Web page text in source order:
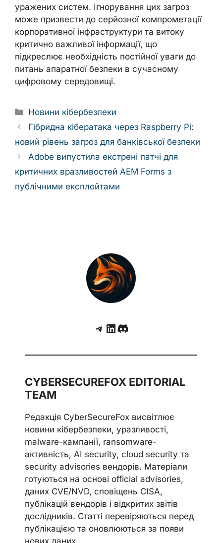
уражених систем. Ігнорування цих загроз
може призвести до серйозної компрометації
корпоративної інфраструктури та витоку
критично важливої інформації, що
підкреслює необхідність постійної уваги до
питань апаратної безпеки в сучасному
цифровому середовищі.
Categories
Новини кібербезпеки
Гібридна кібератака через Raspberry Pi:
новий рівень загроз для банківської безпеки
Adobe випустила екстрені патчі для
критичних вразливостей AEM Forms з
публічними експлойтами
Telegram
LinkedIn
Discord
CYBERSECUREFOX EDITORIAL
TEAM
Редакція CyberSecureFox висвітлює
новини кібербезпеки, уразливості,
malware-кампанії, ransomware-
активність, AI security, cloud security та
security advisories вендорів. Матеріали
готуються на основі official advisories,
даних CVE/NVD, сповіщень CISA,
публікацій вендорів і відкритих звітів
дослідників. Статті перевіряються перед
публікацією та оновлюються за появи
нових даних.